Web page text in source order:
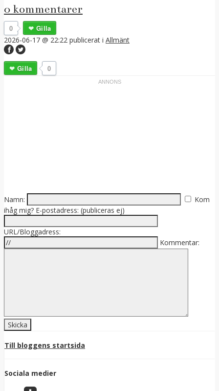
0 kommentarer
0
Gilla
2026-06-17 @ 22:22 publicerat i Allmänt
0
Gilla
Namn:
Kom
ihåg mig? E-postadress: (publiceras ej)
URL/Bloggadress:
Kommentar:
Till bloggens startsida
Sociala medier